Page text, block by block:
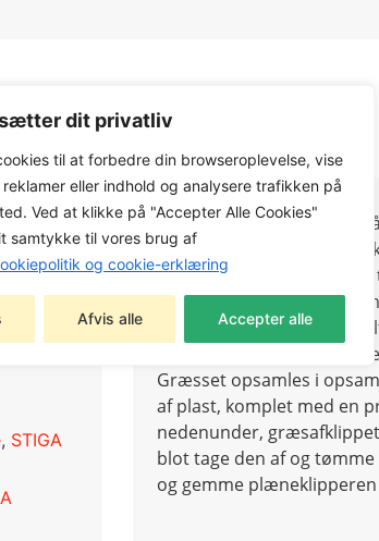
dit privatliv
til at forbedre din browseroplevelse, vise
eller indhold og analysere trafikken på
Ved at klikke på "Accepter Alle Cookies"
samtykke til vores brug af
og cookie-erklæring
Afvis alle Accepter alle
, STIGA
Collector 543 AE , der
mellemstore haver.
batteri, som er udviklet og
får du stilheden og
plæneklipper. Med et
klippehøjder – og
Græsset opsamles i
af plast, komplet med en
nedenunder,
blot tage den af og
og gemme